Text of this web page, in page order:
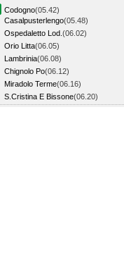
Codogno(05.42)
Casalpusterlengo(05.48)
Ospedaletto Lod. (06.02)
Orio Litta(06.05)
Lambrinia(06.08)
Chignolo Po(06.12)
Miradolo Terme(06.16)
S.Cristina E Bissone(06.20)